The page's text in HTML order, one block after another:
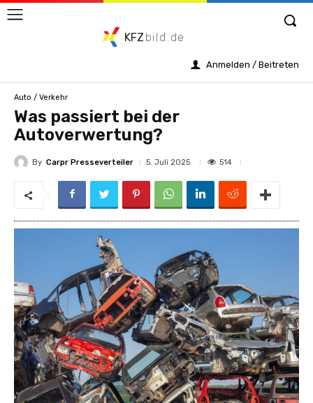
KFZ bild.de
Anmelden / Beitreten
Auto / Verkehr
Was passiert bei der
Autoverwertung?
By Carpr Presseverteiler 5. Juli 2025 514